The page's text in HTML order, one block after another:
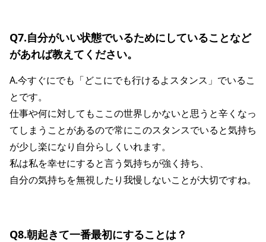
Q7.自分がいい状態でいるためにしていることなど
があれば教えてください。
A.今すぐにでも「どこにでも行けるよスタンス」でいるこ
とです。
仕事や何に対してもここの世界しかないと思うと辛くなっ
てしまうことがあるので常にこのスタンスでいると気持ち
が少し楽になり自分らしくいれます。
私は私を幸せにすると言う気持ちが強く持ち、
自分の気持ちを無視したり我慢しないことが大切ですね。
Q8.朝起きて一番最初にすることは？